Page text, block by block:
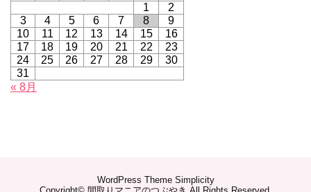
1
2
3
4 5 6 7 8
9
10
11 12 13 14 15
16
17
18 19 20 21 22
23
24
25 26 27 28 29
30
31
« 8月
WordPress Theme Simplicity